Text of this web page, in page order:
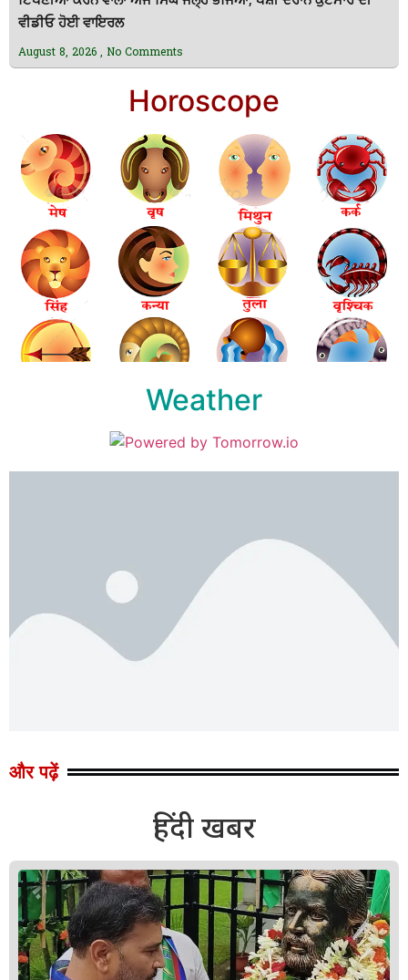
ਵੀਡੀਓ ਹੋਈ ਵਾਇਰਲ
August 8, 2026 No Comments
Horoscope
Weather
और पढ़ें
हिंदी खबर